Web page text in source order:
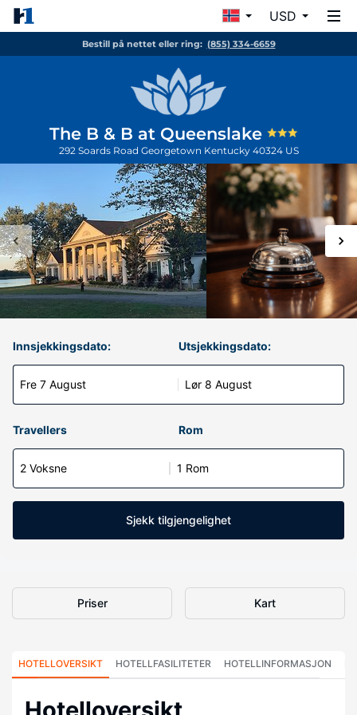
USD
Bestill på nettet eller ring: (855) 334-6659
The B & B at Queenslake
292 Soards Road Georgetown Kentucky 40324 US
Innsjekkingsdato:
Fre 7 August
Utsjekkingsdato:
Lør 8 August
Travellers Rom
2 Voksne 1 Rom
Sjekk tilgjengelighet
Priser Kart
HOTELLOVERSIKT HOTELLFASILITETER HOTELLINFORMASJON